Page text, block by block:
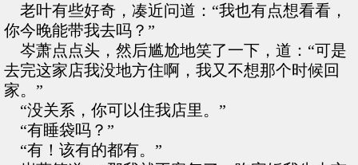
老叶有些好奇，凑近问道：“我也有点想看看，
你今晚能带我去吗？”
岑萧点点头，然后尴尬地笑了一下，道：“可是
去完这家店我没地方住啊，我又不想那个时候回
家。”
“没关系，你可以住我店里。”
“有睡袋吗？”
“有！该有的都有。”